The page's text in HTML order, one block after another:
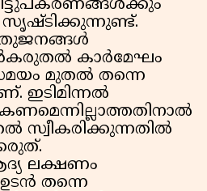
വീട്ടുപകരണങ്ങള്‍ക്കും
സൃഷ്ടിക്കുന്നുണ്ട്.
കാര്‍മേഘം
മുതല്‍ തന്നെ
ഇടിമിന്നല്‍
സ്വീകരിക്കുന്നതില്‍
ലക്ഷണം
തന്നെ